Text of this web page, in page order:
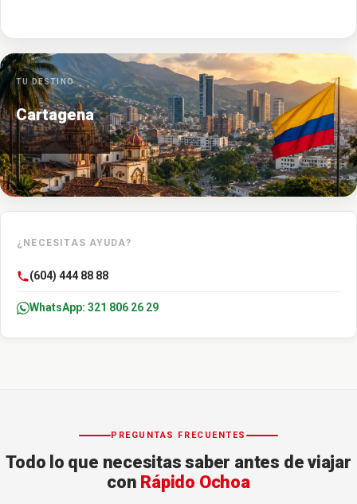
TU DESTINO
Cartagena
¿NECESITAS AYUDA?
(604) 444 88 88
WhatsApp: 321 806 26 29
PREGUNTAS FRECUENTES
Todo lo que necesitas saber antes de viajar
con Rápido Ochoa